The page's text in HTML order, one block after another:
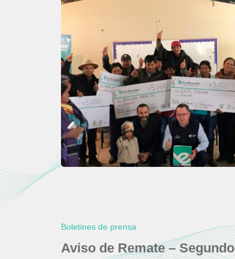
Boletines de prensa
Aviso de Remate – Segundo